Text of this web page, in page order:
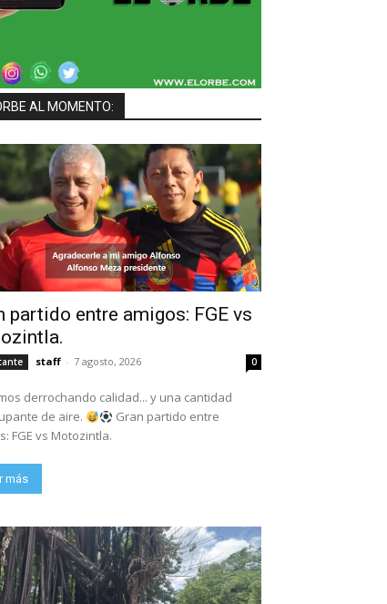
AL MOMENTO:
partido entre amigos: FGE vs
staff - 7 agosto, 2026 0
derrochando calidad... y una cantidad
de aire.
Gran partido entre
FGE vs Motozintla.
más